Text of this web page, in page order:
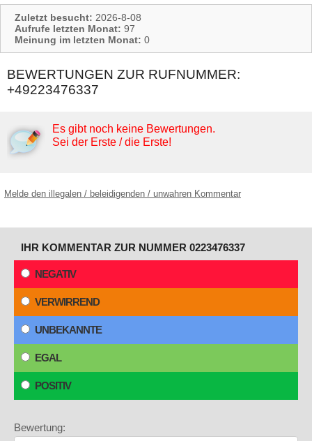
Zuletzt besucht: 2026-8-08
Aufrufe letzten Monat: 97
Meinung im letzten Monat: 0
BEWERTUNGEN ZUR RUFNUMMER:
+49223476337
Es gibt noch keine Bewertungen.
Sei der Erste / die Erste!
Melde den illegalen / beleidigenden / unwahren Kommentar
IHR KOMMENTAR ZUR NUMMER 0223476337
NEGATIV
VERWIRREND
UNBEKANNTE
EGAL
POSITIV
Bewertung: